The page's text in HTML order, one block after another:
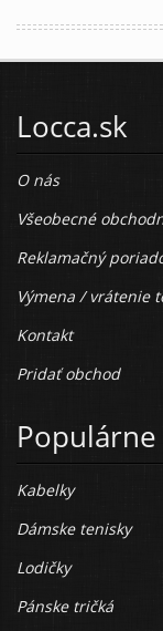
Locca.sk
O nás
Všeobecné
Reklamačný
Výmena / vrátenie
Kontakt
Pridať obchod
Kabelky
Dámske tenisky
Lodičky
Pánske tričká